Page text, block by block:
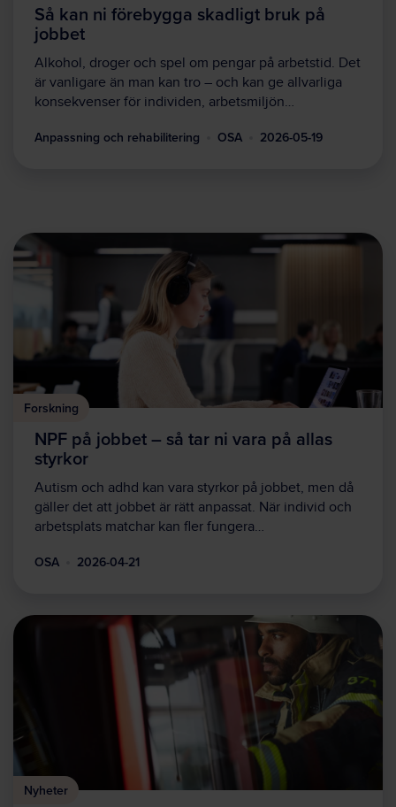
Så kan ni förebygga skadligt bruk på
jobbet
Alkohol, droger och spel om pengar på arbetstid. Det
är vanligare än man kan tro – och kan ge allvarliga
konsekvenser för individen, arbetsmiljön…
Anpassning och rehabilitering OSA 2026-05-19
Forskning
NPF på jobbet – så tar ni vara på allas
styrkor
Autism och adhd kan vara styrkor på jobbet, men då
gäller det att jobbet är rätt anpassat. När individ och
arbetsplats matchar kan fler fungera…
OSA 2026-04-21
Nyheter